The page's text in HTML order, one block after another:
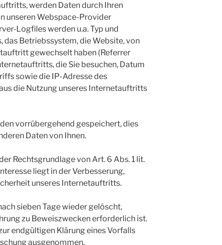
werden Daten durch Ihren
unseren Webspace-Provider
Logfiles werden u.a. Typ und
das Betriebssystem, die Website, von
gewechselt haben (Referrer
die Sie besuchen, Datum
sowie die IP-Adresse des
die Nutzung unseres Internetauftritts
vorrübergehend gespeichert, dies
Daten von Ihnen.
Rechtsgrundlage von Art. 6 Abs. 1 lit.
liegt in der Verbesserung,
unseres Internetauftritts.
sieben Tage wieder gelöscht,
zu Beweiszwecken erforderlich ist.
endgültigen Klärung eines Vorfalls
ausgenommen.